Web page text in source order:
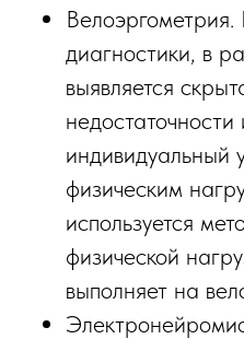
диагностики, в
выявляется
индивидуальный
физическим
используется
физической
выполняет на